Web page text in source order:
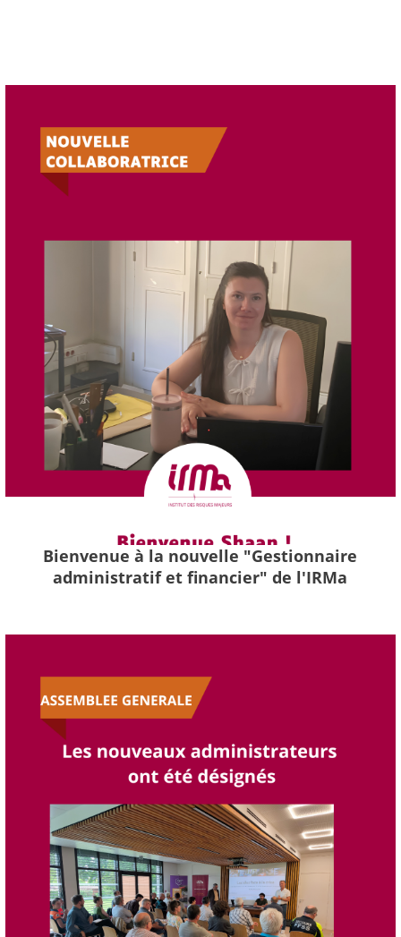
Bienvenue à la nouvelle "Gestionnaire
administratif et financier" de l'IRMa